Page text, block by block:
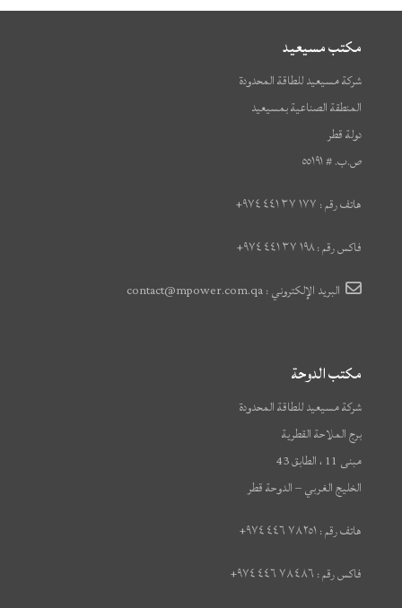
مكتب مسيعيد
شركة مسيعيد للطاقة المحدودة
المنطقة الصناعية بمسيعيد
دولة قطر
ص.ب. # ٥٥١٩١
هاتف رقم : ١٧٧ ٣٧ ٤٤١ ٩٧٤+
فاكس رقم : ١٩٨ ٣٧ ٤٤١ ٩٧٤+
البريد الإلكتروني : contact@mpower.com.qa
مكتب الدوحة
شركة مسيعيد للطاقة المحدودة
برج الملاحة القطرية
مبنى 11 ، الطابق 43
الخليج الغربي – الدوحة قطر
هاتف رقم : ٢٥١ ٧٨ ٤٤٦ ٩٧٤+
فاكس رقم : ٤٨٦ ٧٨ ٤٤٦ ٩٧٤+